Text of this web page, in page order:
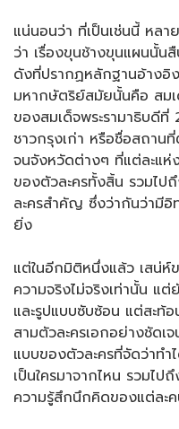
แน่นอนว่า ที่เป็นเช่นนี้ หลา
ว่า เรื่องขุนช้างขุนแผนนั้นสื
ดังที่ปรากฏหลักฐานอ้างอิ
มหากษัตริย์สมัยนั้นคือ สม
ของสมเด็จพระรามาธิบดี
ชาวกรุงเก่า หรือชื่อสถา
จนจังหวัดต่างๆ ที่แต่ละแห่
ของตัวละครทั้งสิ้น รวมไป
ละครสำคัญ ซึ่งว่ากันว่ามีอิ
ยิ่ง
แต่ในอีกมิติหนึ่งแล้ว เสน่ห์
ความจริงไม่จริงเท่านั้น แ
และรูปแบบซับซ้อน แต่สะท้
สามตัวละครเอกอย่างชัดเ
แบบของตัวละครที่จัดว่าท
เป็นใครมาจากไหน รวมไ
ความรู้สึกนึกคิดของแต่ละค